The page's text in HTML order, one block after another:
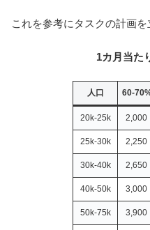
これを参考にタスクの計画
1カ月当た
人口 60-
20k-25k 2,000
25k-30k 2,250
30k-40k 2,650
40k-50k 3,000
50k-75k 3,900